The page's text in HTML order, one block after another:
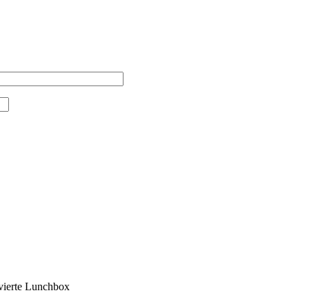
Lunchbox